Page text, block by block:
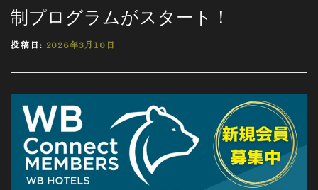
制プログラムがスタート！
投稿日: 2026年3月10日